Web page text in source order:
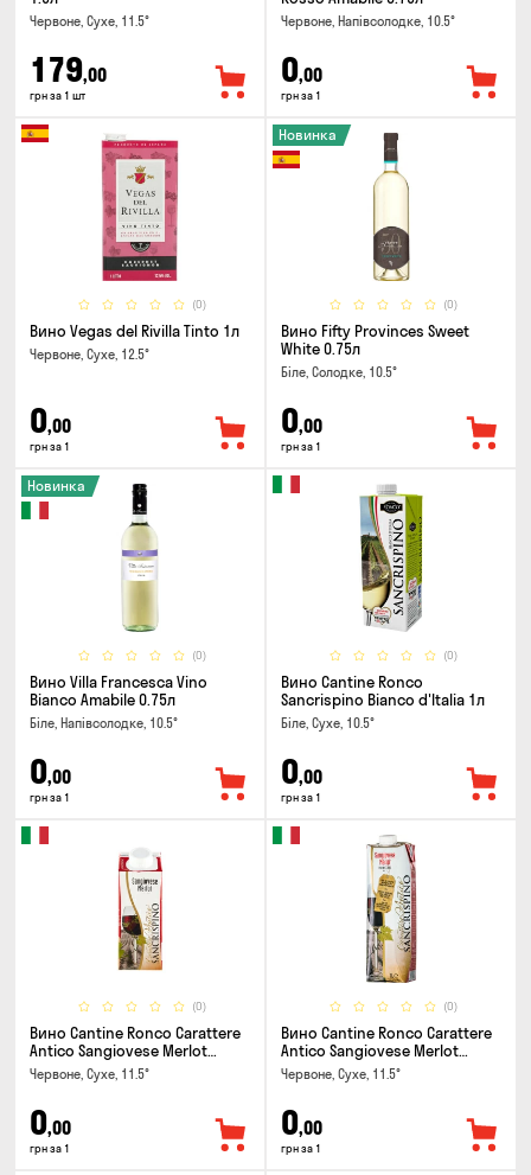
Червоне, Сухе, 11.5°
179,00
грн за 1 шт
Червоне, Напівсолодке, 10.5°
0,00
грн за 1
(0)
Вино Vegas del Rivilla Tinto 1л
Червоне, Сухе, 12.5°
0,00
грн за 1
(0)
Новинка
Вино Fifty Provinces Sweet
White 0.75л
Біле, Солодке, 10.5°
0,00
грн за 1
(0)
Новинка
Вино Villa Francesca Vino
Bianco Amabile 0.75л
Біле, Напівсолодке, 10.5°
0,00
грн за 1
(0)
Вино Cantine Ronco
Sancrispino Bianco d'Italia 1л
Біле, Сухе, 10.5°
0,00
грн за 1
(0)
Вино Cantine Ronco Carattere
Antico Sangiovese Merlot
Rubicone IGT 0.25л
Червоне, Сухе, 11.5°
0,00
грн за 1
(0)
Вино Cantine Ronco Carattere
Antico Sangiovese Merlot
Rubicone IGT 1л
Червоне, Сухе, 11.5°
0,00
грн за 1